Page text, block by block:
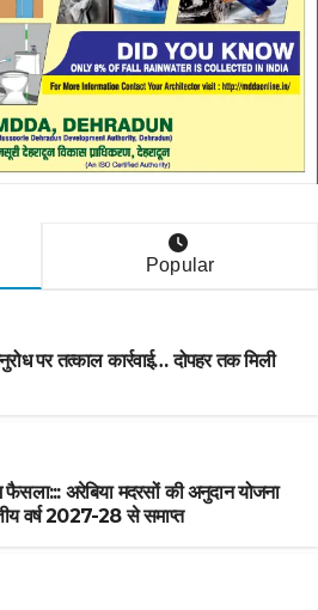
Popular
पर तत्काल कार्रवाई… दोपहर तक मिली
अरेबिया मदरसों की अनुदान योजना
वर्ष 2027-28 से समाप्त